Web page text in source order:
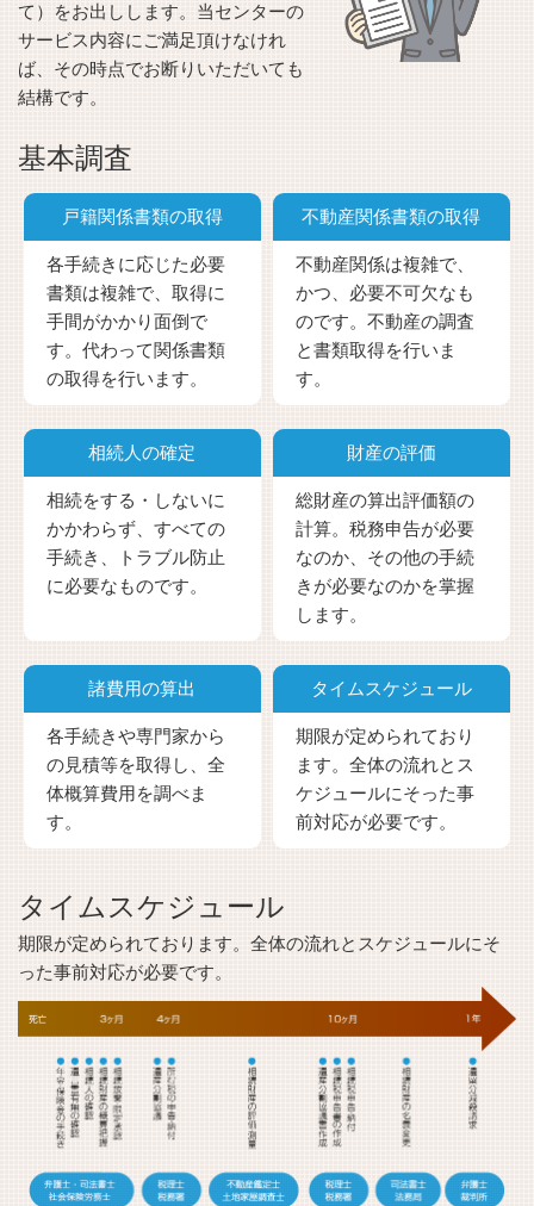
て）をお出しします。当センターの
サービス内容にご満足頂けなけれ
ば、その時点でお断りいただいても
結構です。
基本調査
戸籍関係書類の取得
各手続きに応じた必要
書類は複雑で、取得に
手間がかかり面倒で
す。代わって関係書類
の取得を行います。
不動産関係書類の取得
不動産関係は複雑で、
かつ、必要不可欠なも
のです。不動産の調査
と書類取得を行いま
す。
相続人の確定
相続をする・しないに
かかわらず、すべての
手続き、トラブル防止
に必要なものです。
財産の評価
総財産の算出評価額の
計算。税務申告が必要
なのか、その他の手続
きが必要なのかを掌握
します。
諸費用の算出
各手続きや専門家から
の見積等を取得し、全
体概算費用を調べま
す。
タイムスケジュール
期限が定められており
ます。全体の流れとス
ケジュールにそった事
前対応が必要です。
タイムスケジュール
期限が定められております。全体の流れとスケジュールにそ
った事前対応が必要です。